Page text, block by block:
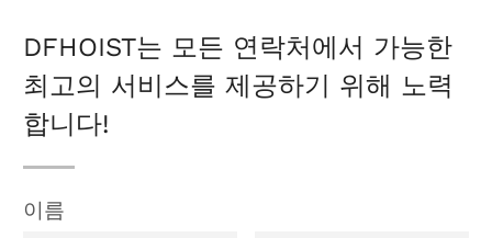
DFHOIST는 모든 연락처에서 가능한
최고의 서비스를 제공하기 위해 노력
합니다!
이름